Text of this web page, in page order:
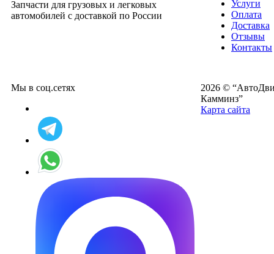
Запчасти для грузовых и легковых
автомобилей с доставкой по России
Услуги
Оплата
Доставка
Отзывы
Контакты
Мы в соц.сетях
2026 ©
Камминз”
Карта сайта